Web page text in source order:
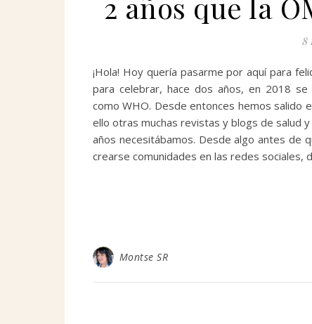
8
¡Hola! Hoy quería pasarme por aquí para
para celebrar, hace dos años, en 2018 se
como WHO. Desde entonces hemos salido
ello otras muchas revistas y blogs de salud
años necesitábamos. Desde algo antes de
crearse comunidades en las redes
Montse SR